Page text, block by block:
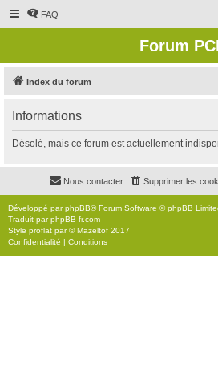
FAQ
Forum
Index du forum
Informations
Désolé, mais ce forum est actuellement
Supprimer les
Nous contacter
Développé parphpBB® Forum Software © phpBB
Traduit parphpBB-fr.com
Style proflat par ©Mazeltof 2017
Confidentialité | Conditions